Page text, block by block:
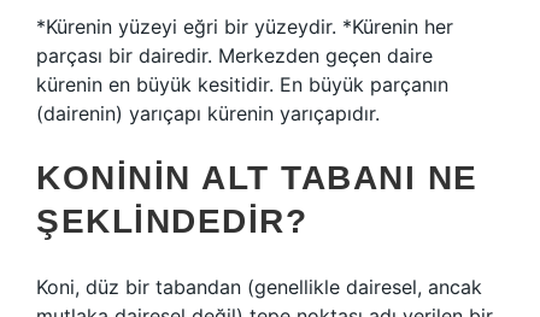
*Kürenin yüzeyi eğri bir yüzeydir. *Kürenin her
parçası bir dairedir. Merkezden geçen daire
kürenin en büyük kesitidir. En büyük parçanın
(dairenin) yarıçapı kürenin yarıçapıdır.
KONININ ALT TABANI NE
ŞEKLINDEDIR?
Koni, düz bir tabandan (genellikle dairesel, ancak